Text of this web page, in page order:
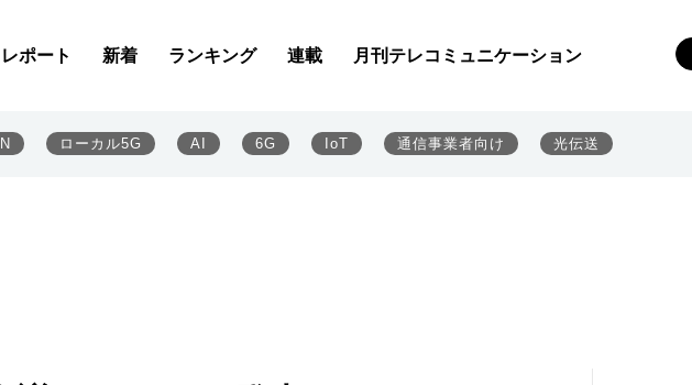
ポート 新着 ランキング 連載 月刊テレコミュニケーション
ローカル5G AI 6G IoT 通信事業者向け 光伝送